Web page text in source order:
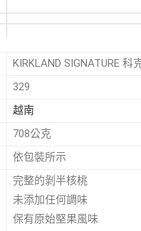
KIRKLAND SIGNATURE
329
越南
708公克
依包裝所示
完整的剝半核桃
未添加任何調味
保有原始堅果風味